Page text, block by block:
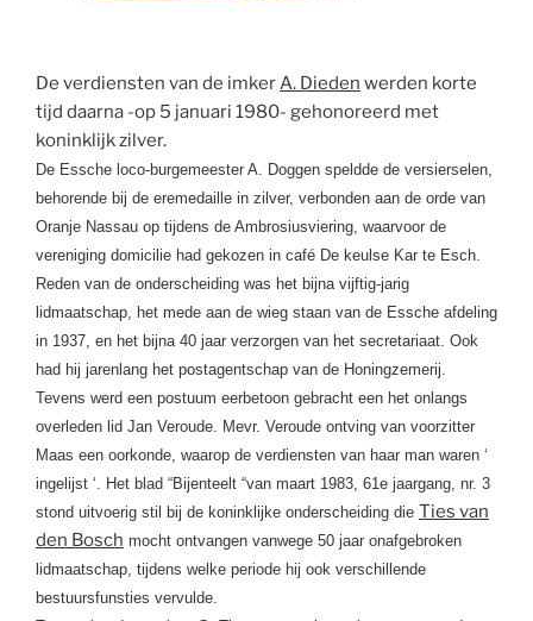
De verdiensten van de imkerA. Dieden werden korte
tijd daarna -op 5 januari 1980- gehonoreerd met
koninklijk zilver.
De Essche loco-burgemeester A. Doggen speldde de versierselen,
behorende bij de eremedaille in zilver, verbonden aan de orde van
Oranje Nassau op tijdens de Ambrosiusviering, waarvoor de
vereniging domicilie had gekozen in café De keulse Kar te Esch.
Reden van de onderscheiding was het bijna vijftig-jarig
lidmaatschap, het mede aan de wieg staan van de Essche afdeling
in 1937, en het bijna 40 jaar verzorgen van het secretariaat. Ook
had hij jarenlang het postagentschap van de Honingzemerij.
Tevens werd een postuum eerbetoon gebracht een het onlangs
overleden lid Jan Veroude. Mevr. Veroude ontving van voorzitter
Maas een oorkonde, waarop de verdiensten van haar man waren ‘
ingelijst ‘. Het blad “Bijenteelt “van maart 1983, 61e jaargang, nr. 3
stond uitvoerig stil bij de koninklijke onderscheiding die Ties van
den Bosch mocht ontvangen vanwege 50 jaar onafgebroken
lidmaatschap, tijdens welke periode hij ook verschillende
bestuursfunsties vervulde.